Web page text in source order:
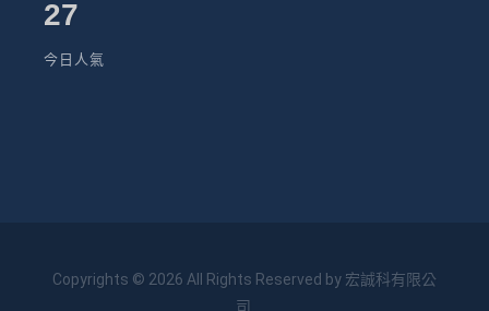
27
今日人氣
Copyrights © 2026 All Rights Reserved by 宏誠科有限公
司.